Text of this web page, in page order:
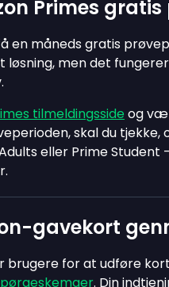
Primes
en måneds gratis
løsning, men det
tilmeldingsside og
skal du
eller Prime
gavekort
brugere for at udføre
. Din